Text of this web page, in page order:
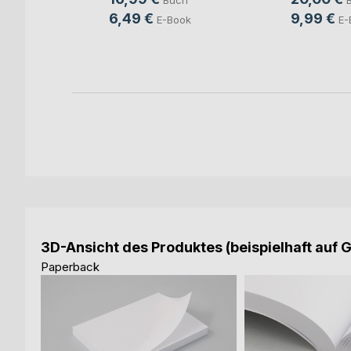
6,49 € E-Book 9,99 €
3D-Ansicht des Produktes (beispielhaft auf
Paperback